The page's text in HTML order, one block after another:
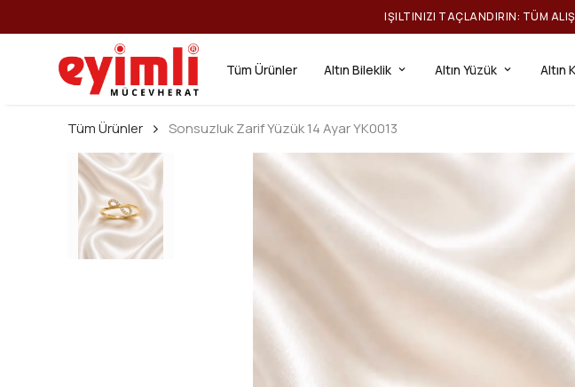
IŞILTINIZI TAÇLANDIRIN: TÜM
Tüm Ürünler Altın Bileklik Altın Yüzük Altın
Tüm Ürünler Sonsuzluk Zarif Yüzük 14 Ayar YK0013